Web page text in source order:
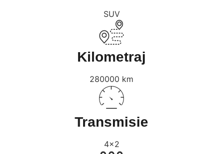
SUV
Kilometraj
280000 km
Transmisie
4x2